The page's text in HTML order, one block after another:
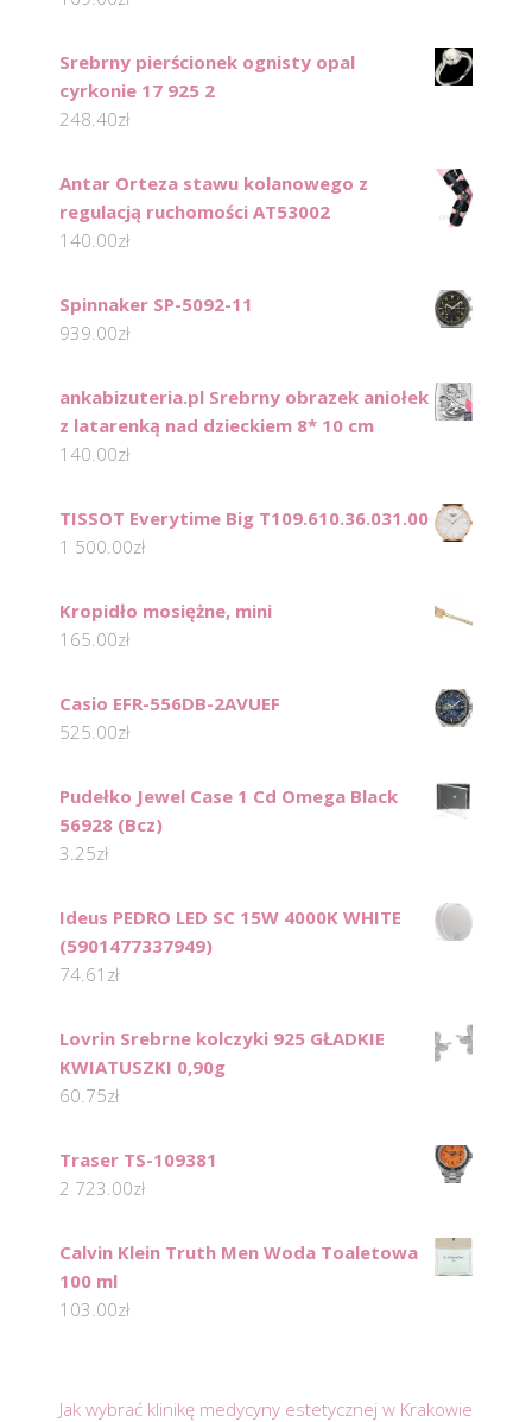
Srebrny pierścionek ognisty opal
cyrkonie 17 925 2
248.40zł
Antar Orteza stawu kolanowego z
regulacją ruchomości AT53002
140.00zł
Spinnaker SP-5092-11
939.00zł
ankabizuteria.pl Srebrny obrazek aniołek
z latarenką nad dzieckiem 8* 10 cm
140.00zł
TISSOT Everytime Big T109.610.36.031.00
1 500.00zł
Kropidło mosiężne, mini
165.00zł
Casio EFR-556DB-2AVUEF
525.00zł
Pudełko Jewel Case 1 Cd Omega Black
56928 (Bcz)
3.25zł
Ideus PEDRO LED SC 15W 4000K WHITE
(5901477337949)
74.61 zł
Lovrin Srebrne kolczyki 925 GŁADKIE
KWIATUSZKI 0,90g
60.75zł
Traser TS-109381
2 723.00zł
Calvin Klein Truth Men Woda Toaletowa
100 ml
103.00zł
Jak wybrać klinikę medycyny estetycznej w Krakowie